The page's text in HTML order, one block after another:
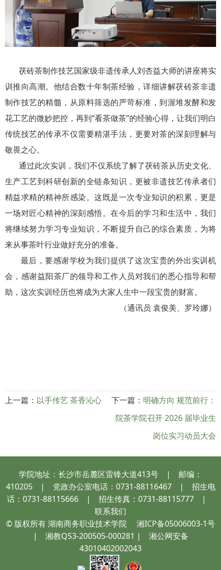
茯砖茶制作技艺国家级非遗传承人刘杏益大师的讲座将实
训推向高潮。他结合数十年制茶经验，详细讲解茯砖茶非遗
制作技艺的精髓，从原料筛选的严苛标准，到渥堆发酵和发
花工艺的微妙把控，再到“看茶做茶”的经验心得，让我们明白
传统技艺的传承不仅需要精湛手法，更要对茶的深刻理解与
敬畏之心。
通过此次实训，我们不仅系统了解了茯砖茶从历史文化、
生产工艺到科研创新的全链条知识，更被非遗技艺传承者们
精益求精的精神所感染。这既是一次专业知识的积累，更是
一场对匠心精神的深刻感悟。在今后的学习和生活中，我们
将继续努力学习专业知识，不断提升自己的综合素质，为将
来从事茶叶行业做好充分的准备。
最后，要感谢学校为我们提供了这次宝贵的外出实训机
会，感谢益阳茶厂的领导和工作人员对我们的悉心指导和帮
助，这次实训经历也将成为大家人生中一段宝贵的财富。
（通讯员 袁俊美、罗玲娜）
上一篇： 以手传艺 茶香沁心 下一篇： 明确方向 规范前行：
院茶学院召开 2026 届毕业生
岗位实习动员大会
学院地址：长沙市岳麓区雷锋大道413号 | 邮编：
410205 | 党政办公室电话：0731-88116467 | 招生电
话：0731-88115666 | 招生传真：0731-88115777 |
联系我们
© 版权所有 湖南商务职业技术学院
湘ICP备05006003-1号
| 湘教QS3-200505-000281 | 湘公网安备
43010402002043